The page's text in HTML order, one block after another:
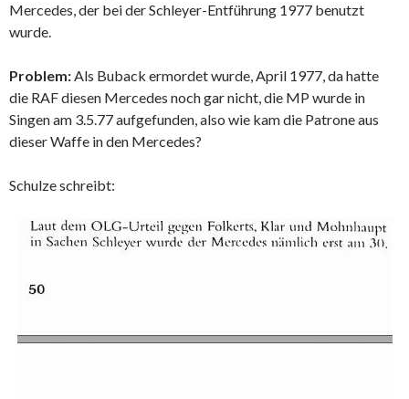
Mercedes, der bei der Schleyer-Entführung 1977 benutzt
wurde.
Problem:Als Buback ermordet wurde, April 1977, da hatte
die RAF diesen Mercedes noch gar nicht, die MP wurde in
Singen am 3.5.77 aufgefunden, also wie kam die Patrone aus
dieser Waffe in den Mercedes?
Schulze schreibt: